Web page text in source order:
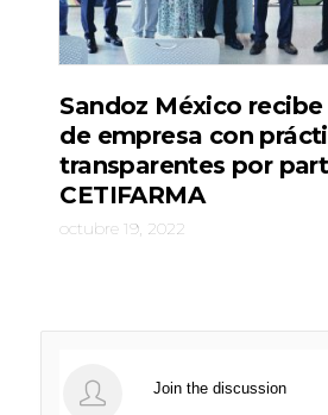
Sandoz México
de empresa con
transparentes por
CETIFARMA
octubre 19, 2022
Join the discussion